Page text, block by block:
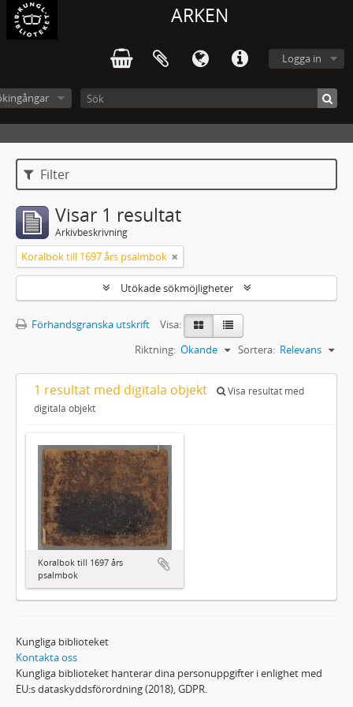
ARKEN
Logga in
Filter
Visar 1 resultat
Arkivbeskrivning
Koralbok till 1697 års psalmbok
Utökade sökmöjligheter
Förhandsgranska utskrift
Visa:
Sortera: Relevans
Riktning: Ökande
1 resultat med digitala objekt
Visa resultat med
digitala objekt
Koralbok till 1697 års
psalmbok
Kungliga biblioteket
Kontakta oss
Kungliga biblioteket hanterar dina personuppgifter i enlighet med
EU:s dataskyddsförordning (2018), GDPR.